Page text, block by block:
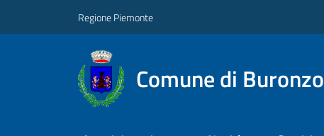
Regione Piemonte
Comune di Buronzo